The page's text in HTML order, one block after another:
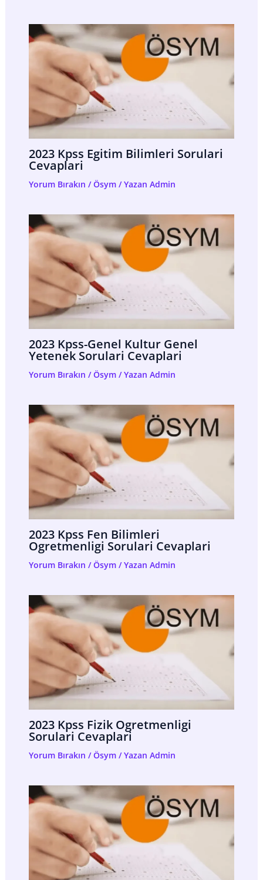
2023 Kpss Egitim Bilimleri Sorulari
Cevaplari
Yorum Bırakın /Ösym/ Yazan Admin
2023 Kpss-Genel Kultur Genel
Yetenek Sorulari Cevaplari
Yorum Bırakın /Ösym/ Yazan Admin
2023 Kpss Fen Bilimleri
Ogretmenligi Sorulari Cevaplari
Yorum Bırakın /Ösym/ Yazan Admin
2023 Kpss Fizik Ogretmenligi
Sorulari Cevaplari
Yorum Bırakın /Ösym/ Yazan Admin